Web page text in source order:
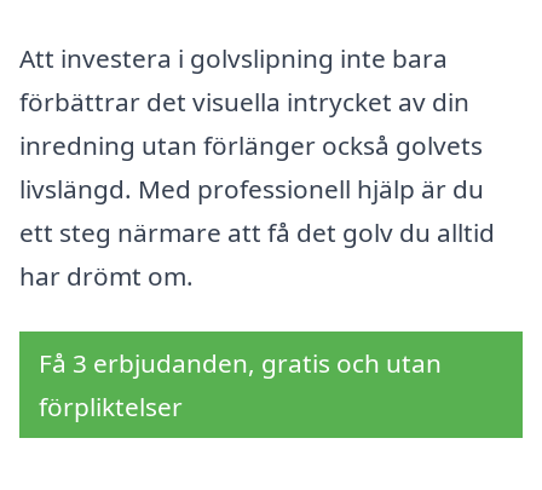
Att investera i golvslipning inte bara
förbättrar det visuella intrycket av din
inredning utan förlänger också golvets
livslängd. Med professionell hjälp är du
ett steg närmare att få det golv du alltid
har drömt om.
Få 3 erbjudanden, gratis och utan
förpliktelser